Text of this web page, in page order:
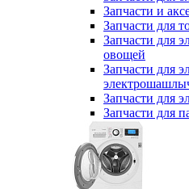
Запчасти и
Запчасти для
Запчасти для
овощей
Запчасти для
Запчасти для
Запчасти для